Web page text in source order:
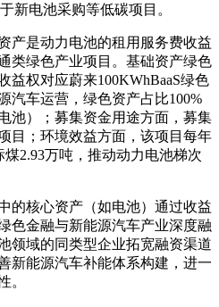
新电池采购等低碳项目。
产是动力电池的租用服务费收益
类绿色产业项目。基础资产绿色
益权对应蔚来100KWhBaaS绿色
汽车运营，绿色资产占比100%
池）；募集资金用途方面，募集
目；环境效益方面，该项目每年
煤2.93万吨，推动动力电池梯次
的核心资产（如电池）通过收益
色金融与新能源汽车产业深度融
领域的同类型企业拓宽融资渠道
新能源汽车补能体系构建，进一
。